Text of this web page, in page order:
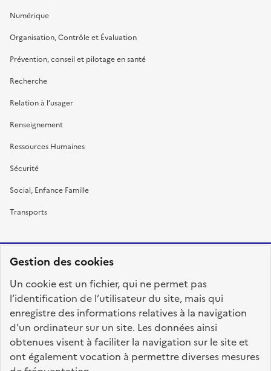
Gestion des cookies
Un cookie est un fichier, qui ne permet pas
l’identification de l’utilisateur du site, mais qui
enregistre des informations relatives à la navigation
d’un ordinateur sur un site. Les données ainsi
obtenues visent à faciliter la navigation sur le site et
ont également vocation à permettre diverses mesures
Numérique
Organisation, Contrôle et Évaluation
Prévention, conseil et pilotage en santé
Recherche
Relation à l’usager
Renseignement
Ressources Humaines
Sécurité
Social, Enfance Famille
Transports
FRANÇAISE
fonction-publique.gouv.fr
legifrance.gouv.fr